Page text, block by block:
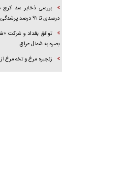
درصدی تا ۹۱ درصد پرشدگی
توافق بغداد و شرکت
بصره به شمال عراق
زنجیره مرغ و تخم‌مرغ